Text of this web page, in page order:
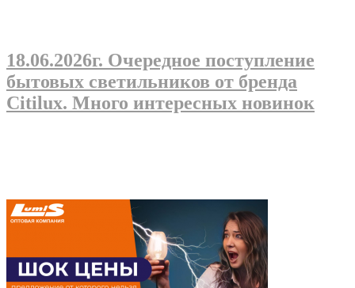
18.06.2026г. Очередное поступление
бытовых светильников от бренда
Citilux. Много интересных новинок